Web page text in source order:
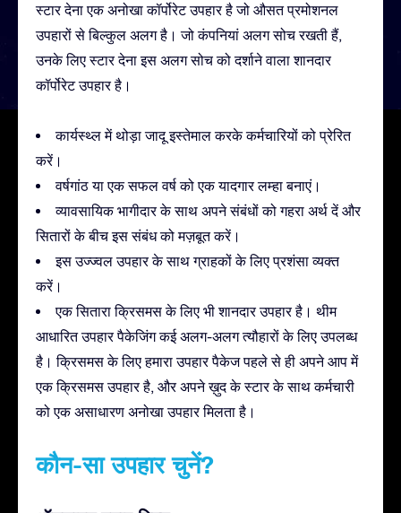
स्टार देना एक अनोखा कॉर्पोरेट उपहार है जो औसत प्रमोशनल
उपहारों से बिल्कुल अलग है। जो कंपनियां अलग सोच रखती हैं,
उनके लिए स्टार देना इस अलग सोच को दर्शाने वाला शानदार
कॉर्पोरेट उपहार है।
कार्यस्थ्ल में थोड़ा जादू इस्तेमाल करके कर्मचारियों को प्रेरित
करें।
वर्षगांठ या एक सफल वर्ष को एक यादगार लम्हा बनाएं।
व्यावसायिक भागीदार के साथ अपने संबंधों को गहरा अर्थ दें और
सितारों के बीच इस संबंध को मज़बूत करें।
इस उज्ज्वल उपहार के साथ ग्राहकों के लिए प्रशंसा व्यक्त
करें।
एक सितारा क्रिसमस के लिए भी शानदार उपहार है। थीम
आधारित उपहार पैकेजिंग कई अलग-अलग त्यौहारों के लिए उपलब्ध
है। क्रिसमस के लिए हमारा उपहार पैकेज पहले से ही अपने आप में
एक क्रिसमस उपहार है, और अपने ख़ुद के स्टार के साथ कर्मचारी
को एक असाधारण अनोखा उपहार मिलता है।
कौन-सा उपहार चुनें?